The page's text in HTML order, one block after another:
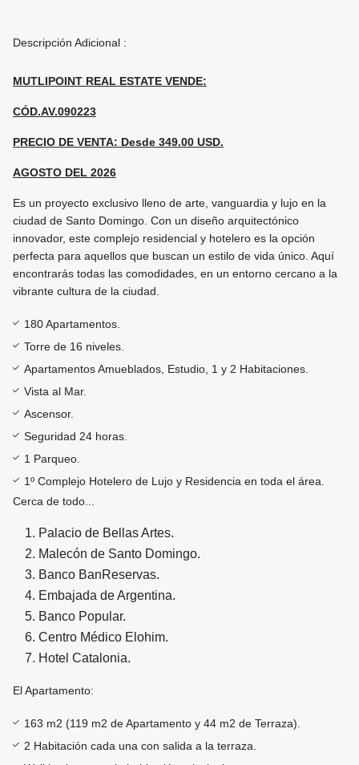
Descripción Adicional :
MUTLIPOINT REAL ESTATE VENDE:
CÓD.AV.090223
PRECIO DE VENTA: Desde 349.00 USD.
AGOSTO DEL 2026
Es un proyecto exclusivo lleno de arte, vanguardia y lujo en la
ciudad de Santo Domingo. Con un diseño arquitectónico
innovador, este complejo residencial y hotelero es la opción
perfecta para aquellos que buscan un estilo de vida único. Aquí
encontrarás todas las comodidades, en un entorno cercano a la
vibrante cultura de la ciudad.
180 Apartamentos.
Torre de 16 niveles.
Apartamentos Amueblados, Estudio, 1 y 2 Habitaciones.
Vista al Mar.
Ascensor.
Seguridad 24 horas.
1 Parqueo.
1º Complejo Hotelero de Lujo y Residencia en toda el área.
Cerca de todo...
Palacio de Bellas Artes.
Malecón de Santo Domingo.
Banco BanReservas.
Embajada de Argentina.
Banco Popular.
Centro Médico Elohim.
Hotel Catalonia.
El Apartamento:
163 m2 (119 m2 de Apartamento y 44 m2 de Terraza).
2 Habitación cada una con salida a la terraza.